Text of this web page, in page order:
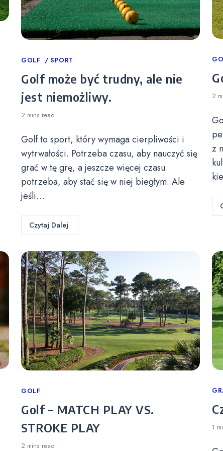
Categories
GOLF SPORT
Golf może być trudny, ale nie
jest niemożliwy.
2 mins read
Golf to sport, który wymaga cierpliwości i
wytrwałości. Potrzeba czasu, aby nauczyć się
grać w tę grę, a jeszcze więcej czasu
potrzeba, aby stać się w niej biegłym. Ale
jeśli…
Czytaj Dalej
2
z
Categories
GOLF
Golf – MATCH PLAY VS.
STROKE PLAY
2 mins read
1